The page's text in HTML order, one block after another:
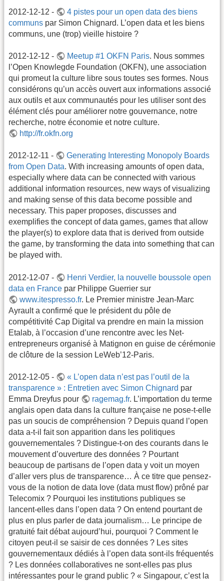
2012-12-12 -
4 pistes pour un open data des biens
communs par Simon Chignard‏. L’open data et les biens
communs, une (trop) vieille histoire ?
2012-12-12 - Meetup #1 OKFN Paris. Nous sommes
l’Open Knowlegde Foundation (OKFN), une association
qui promeut la culture libre sous toutes ses formes. Nous
considérons qu’un accès ouvert aux informations associé
aux outils et aux communautés pour les utiliser sont des
élément clés pour améliorer notre gouvernance, notre
recherche, notre économie et notre culture.
http://fr.okfn.org
2012-12-11 -
Generating Interesting Monopoly Boards
from Open Data. With increasing amounts of open data,
especially where data can be connected with various
additional information resources, new ways of visualizing
and making sense of this data become possible and
necessary. This paper proposes, discusses and
exemplifies the concept of data games, games that allow
the player(s) to explore data that is derived from outside
the game, by transforming the data into something that can
be played with.
2012-12-07 -
Henri Verdier, la nouvelle boussole open
data en France par Philippe Guerrier sur
www.itespresso.fr. Le Premier ministre Jean-Marc
Ayrault a confirmé que le président du pôle de
compétitivité Cap Digital va prendre en main la mission
Etalab, à l’occasion d’une rencontre avec les Net-
entrepreneurs organisé à Matignon en guise de cérémonie
de clôture de la session LeWeb’12-Paris.
2012-12-05 -
« L’open data n’est pas l’outil de la
transparence » : Entretien avec Simon Chignard par
Emma Dreyfus pour
ragemag.fr. L’importation du terme
anglais open data dans la culture française ne pose-t-elle
pas un soucis de compréhension ? Depuis quand l’open
data a-t-il fait son apparition dans les politiques
gouvernementales ? Distingue-t-on des courants dans le
mouvement d’ouverture des données ? Pourtant
beaucoup de partisans de l’open data y voit un moyen
d’aller vers plus de transparence… À ce titre que pensez-
vous de la notion de data love (data must flow) prôné par
Telecomix ? Pourquoi les institutions publiques se
lancent-elles dans l’open data ? On entend pourtant de
plus en plus parler de data journalism… Le principe de
gratuité fait débat aujourd’hui, pourquoi ? Comment le
citoyen peut-il se saisir de ces données ? Les sites
gouvernementaux dédiés à l’open data sont-ils fréquentés
? Les données collaboratives ne sont-elles pas plus
intéressantes pour le grand public ? « Singapour, c’est la